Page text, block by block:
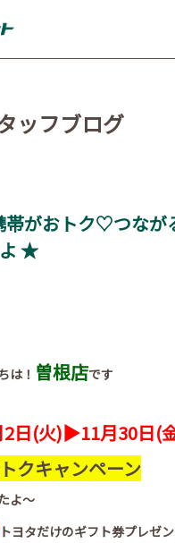
ッフブログ
がおトク♡つなが
★
は！ 曽根店です
2日(火)▶11月30日(
クキャンペーン
よ～
トヨタだけのギフト券プレゼン